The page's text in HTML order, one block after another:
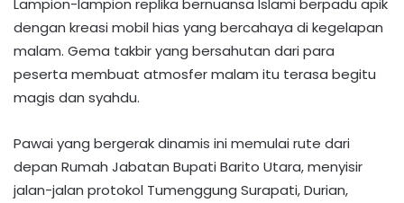
Lampion-lampion replika bernuansa Islami berpadu apik
dengan kreasi mobil hias yang bercahaya di kegelapan
malam. Gema takbir yang bersahutan dari para
peserta membuat atmosfer malam itu terasa begitu
magis dan syahdu.
Pawai yang bergerak dinamis ini memulai rute dari
depan Rumah Jabatan Bupati Barito Utara, menyisir
jalan-jalan protokol Tumenggung Surapati, Durian,